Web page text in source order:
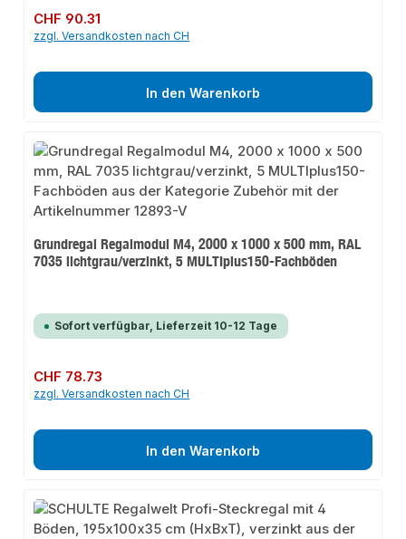
Regulärer Preis:
CHF 90.31
zzgl. Versandkosten nach CH
In den Warenkorb
Grundregal Regalmodul M4, 2000 x 1000 x 500 mm, RAL
7035 lichtgrau/verzinkt, 5 MULTIplus150-Fachböden
Sofort verfügbar, Lieferzeit 10-12 Tage
Regulärer Preis:
CHF 78.73
zzgl. Versandkosten nach CH
In den Warenkorb